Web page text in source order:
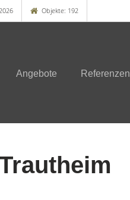
Objekte: 192
Angebote Referenzen